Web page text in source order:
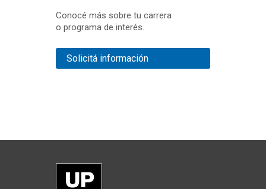
Conocé más sobre tu carrera
o programa de interés.
Solicitá información